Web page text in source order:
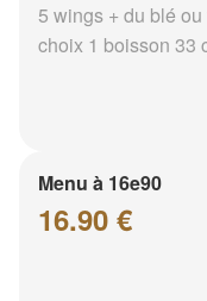
5 wings + du blé
choix 1 boisson 33
Menu à 16e90
16.90 €